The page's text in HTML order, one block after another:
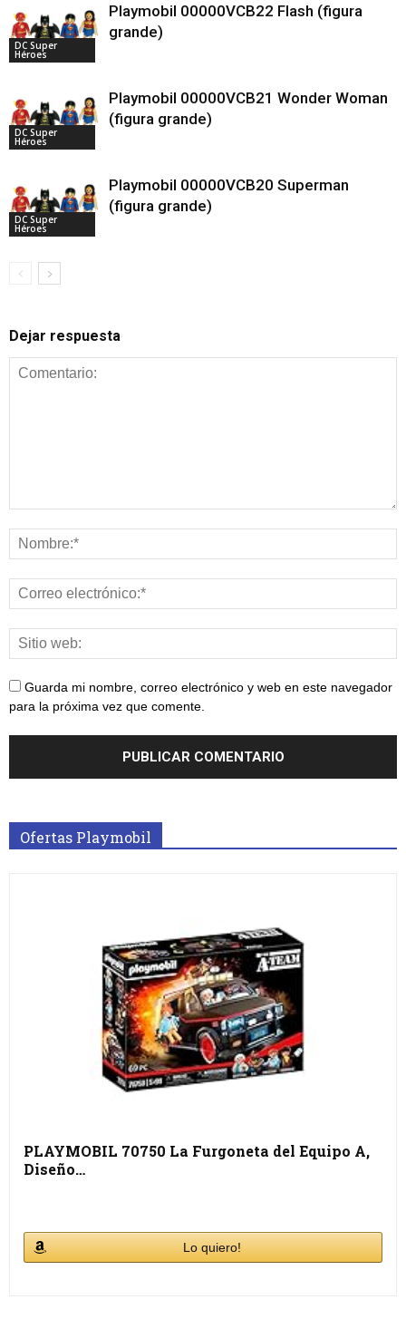
DC Super
Héroes
Playmobil 00000VCB22 Flash (figura
grande)
DC Super
Héroes
Playmobil 00000VCB21 Wonder Woman
(figura grande)
DC Super
Héroes
Playmobil 00000VCB20 Superman
(figura grande)
Dejar respuesta
Guarda mi nombre, correo electrónico y web en este navegador
para la próxima vez que comente.
Ofertas Playmobil
PLAYMOBIL 70750 La Furgoneta del Equipo A,
Diseño…
Lo quiero!